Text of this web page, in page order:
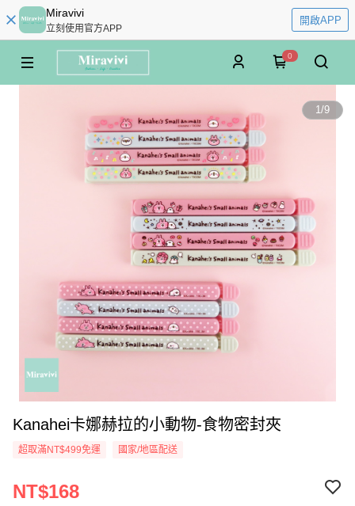
Miravivi
立刻使用官方APP
開啟APP
0
1/9
Kanahei卡娜赫拉的小動物-食物密封夾
超取滿NT$499免運 國家/地區配送
NT$168